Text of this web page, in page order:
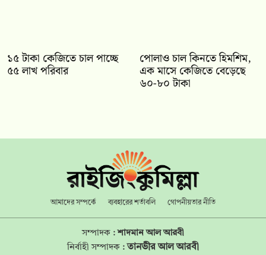
১৫ টাকা কেজিতে চাল পাচ্ছে
৫৫ লাখ পরিবার
পোলাও চাল কিনতে হিমশিম,
এক মাসে কেজিতে বেড়েছে
৬০-৮০ টাকা
আমাদের সম্পর্কে ব্যবহারের শর্তাবলি গোপনীয়তার নীতি
সম্পাদক :শাদমান আল আরবী
নির্বাহী সম্পাদক : তানভীর আল আরবী